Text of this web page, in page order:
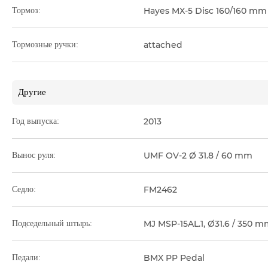
Тормоз: Hayes MX-5 Disc 160/160 mm
Тормозные ручки: attached
Другие
Год выпуска: 2013
Вынос руля: UMF OV-2 Ø 31.8 / 60 mm
Седло: FM2462
Подседельный штырь: MJ MSP-15AL.1, Ø31.6 / 350
Педали: BMX PP Pedal